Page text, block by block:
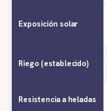
Exposición solar
Riego (establecido)
Resistencia a heladas